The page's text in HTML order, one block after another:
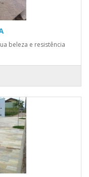
beleza e resistência